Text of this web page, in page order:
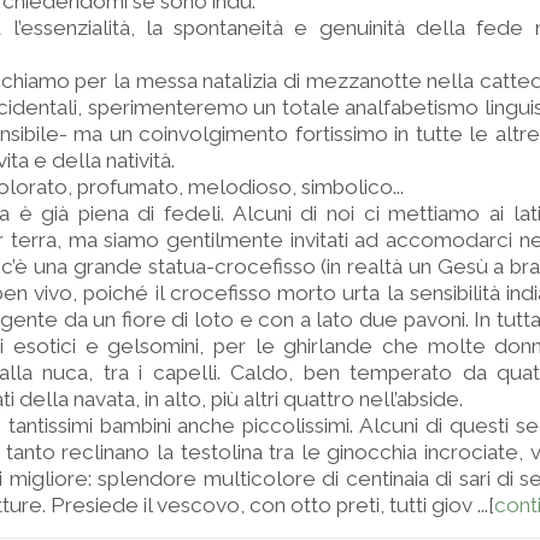
l’essenzialità, la spontaneità e genuinità della fede
per la messa natalizia di mezzanotte nella
sperimenteremo un totale analfabetismo
ma un coinvolgimento fortissimo in tutte le
e della natività.
profumato, melodioso, simbolico...
è già piena di fedeli. Alcuni di noi ci mettiamo ai
ma siamo gentilmente invitati ad accomodarci
c’è una grande statua-crocefisso (in realtà un Gesù a
vivo, poiché il crocefisso morto urta la sensibilità
da un fiore di loto e con a lato due pavoni. In
esotici e gelsomini, per le ghirlande che molte
nuca, tra i capelli. Caldo, ben temperato da
della navata, in alto, più altri quattro nell’abside.
bambini anche piccolissimi. Alcuni di questi
reclinano la testolina tra le ginocchia incrociate,
splendore multicolore di centinaia di sari di
Presiede il vescovo, con otto preti, tutti giov ...[